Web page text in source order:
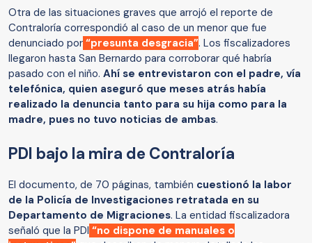
Otra de las situaciones graves que arrojó el reporte de
Contraloría correspondió al caso de un menor que fue
denunciado por “presunta desgracia”. Los fiscalizadores
llegaron hasta San Bernardo para corroborar qué habría
pasado con el niño. Ahí se entrevistaron con el padre, vía
telefónica, quien aseguró que meses atrás había
realizado la denuncia tanto para su hija como para la
madre, pues no tuvo noticias de ambas.
PDI bajo la mira de Contraloría
El documento, de 70 páginas, también cuestionó la labor
de la Policía de Investigaciones retratada en su
Departamento de Migraciones. La entidad fiscalizadora
señaló que la PDI “no dispone de manuales o